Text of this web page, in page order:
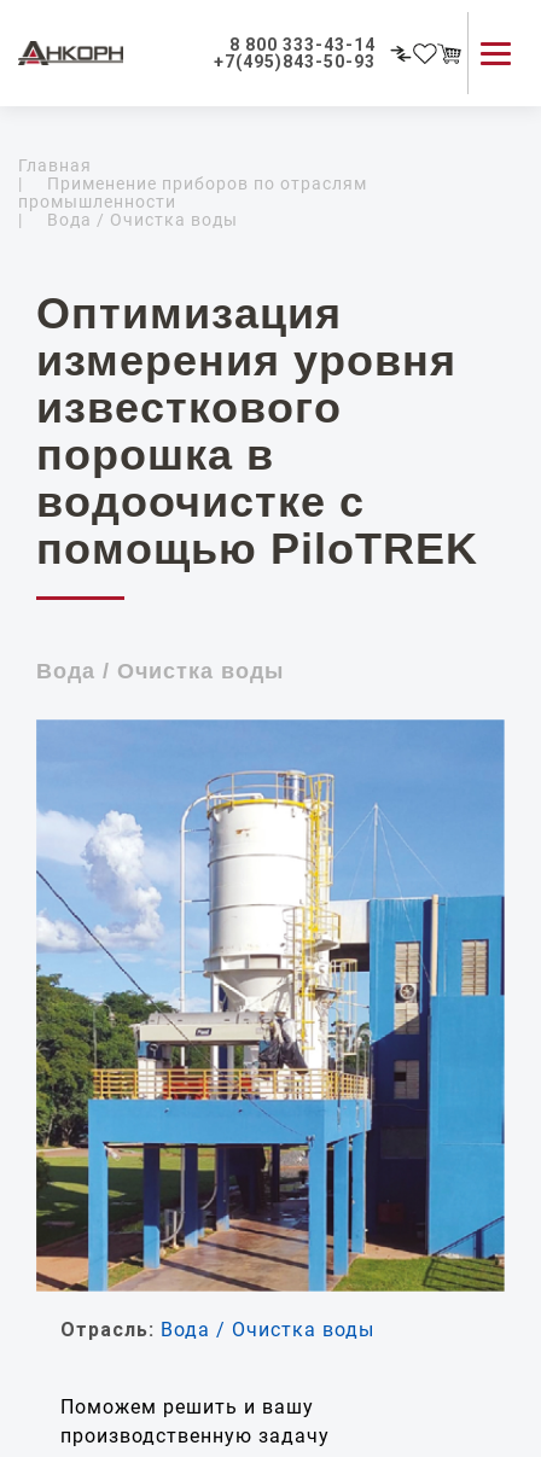
8 800 333-43-14
+7(495)843-50-93
Главная
|
Применение приборов по отраслям
промышленности
|
Вода / Очистка воды
Оптимизация
измерения уровня
известкового
порошка в
водоочистке с
помощью PiloTREK
Вода / Очистка воды
Отрасль: Вода / Очистка воды
Поможем решить и вашу
производственную задачу